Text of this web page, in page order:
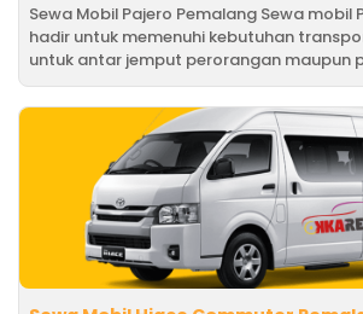
Sewa Mobil Pajero Pemalang Sewa mobil
hadir untuk memenuhi kebutuhan
untuk antar jemput perorangan maupun